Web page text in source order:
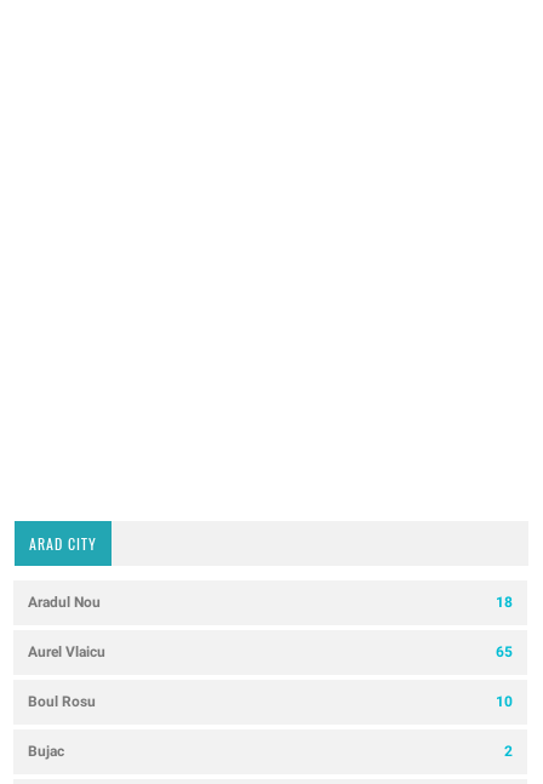
ARAD CITY
Aradul Nou 18
Aurel Vlaicu 65
Boul Rosu 10
Bujac 2